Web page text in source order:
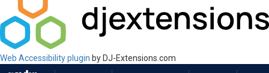
Web Accessibility plugin by DJ-Extensions.com